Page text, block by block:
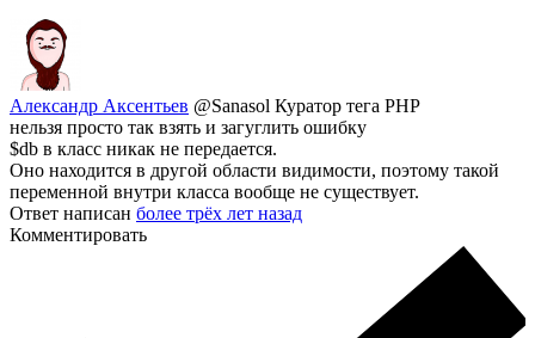
Александр Аксентьев @Sanasol Куратор тега PHP
нельзя просто так взять и загуглить ошибку
$db в класс никак не передается.
Оно находится в другой области видимости, поэтому такой
переменной внутри класса вообще не существует.
Ответ написан более трёх лет назад
Комментировать